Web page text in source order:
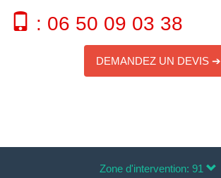
: 06 50 09 03 38
DEMANDEZ UN DEVIS ➔
Zone d'intervention: 91